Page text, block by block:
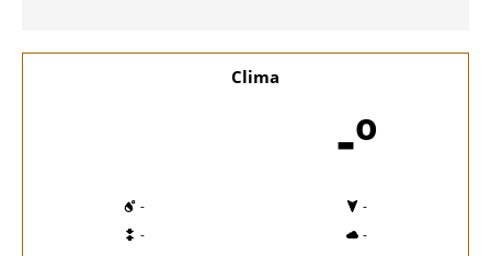
Clima
-º
-
-
-
-